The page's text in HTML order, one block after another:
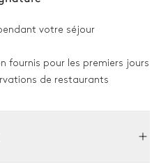
À débordement
Dimensions : L = 12,9m, l = 3,8m,
votre séjour
fournis pour les premiers jours
de restaurants